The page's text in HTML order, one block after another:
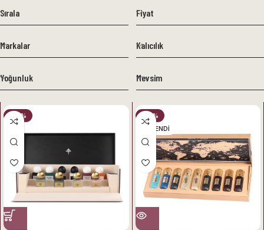
Sırala Fiyat
Markalar Kalıcılık
Yoğunluk Mevsim
-37%
-37%
TÜKENDI